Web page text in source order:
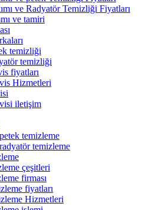
ve Radyatör Temizliği Fiyatları
ve tamiri
temizliği
temizliği
fiyatları
Hizmetleri
iletişim
temizleme
temizleme
çeşitleri
firması
fiyatları
Hizmetleri